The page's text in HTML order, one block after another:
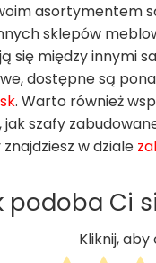
asortymentem
sklepów
się między innymi
dostępne są
. Warto również
szafy
w dziale
podoba Ci
Kliknij,